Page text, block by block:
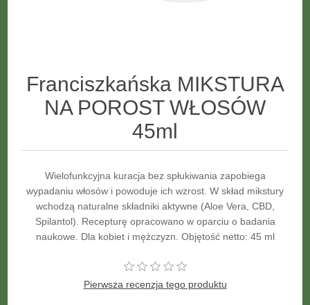
Franciszkańska MIKSTURA
NA POROST WŁOSÓW
45ml
Wielofunkcyjna kuracja bez spłukiwania zapobiega
wypadaniu włosów i powoduje ich wzrost. W skład mikstury
wchodzą naturalne składniki aktywne (Aloe Vera, CBD,
Spilantol). Recepturę opracowano w oparciu o badania
naukowe. Dla kobiet i mężczyzn. Objętość netto: 45 ml
Pierwsza recenzja tego produktu